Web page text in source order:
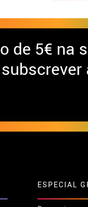
de 5€ na
ESPECIAL